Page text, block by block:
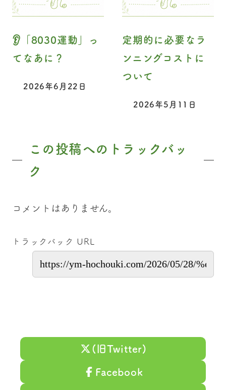
👂「8030運動」っ
てなあに？
2026年6月22日
定期的に必要なラ
ンニングコストに
ついて
2026年5月11日
この投稿へのトラックバッ
ク
コメントはありません。
トラックバック URL
(旧Twitter)
Facebook